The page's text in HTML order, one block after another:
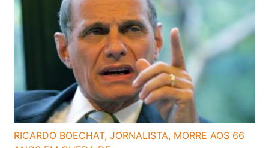
RICARDO BOECHAT, JORNALISTA, MORRE AOS 66